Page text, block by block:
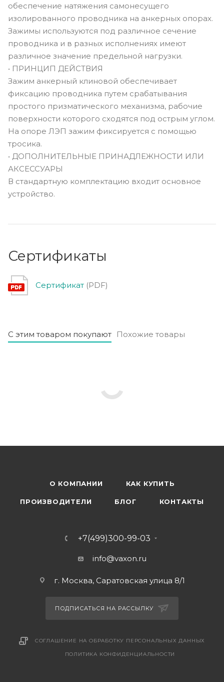
обеспечение натяжения самонесущего
изолированного проводника на анкерных опорах.
Зажимы используются под различное сечение
проводника и в разных исполнениях имеют
различное значение предельной нагрузки.
• ПРИНЦИП ДЕЙСТВИЯ
Зажим анкерный клиновой обеспечивает
фиксацию проводника путем срабатывания
простого призматического механизма, рабочие
поверхности которого сходятся под острым углом.
На опоре ЛЭП зажим фиксируется с помощью
тросика.
• ДОПОЛНИТЕЛЬНЫЕ ПРИНАДЛЕЖНОСТИ ИЛИ
АКСЕССУАРЫ
В стандартную комплектацию входит основное
устройство.
Сертификаты
Сертификат (PDF)
С этим товаром покупают Похожие товары
О КОМПАНИИ КАК КУПИТЬ
ПРОИЗВОДИТЕЛИ БЛОГ КОНТАКТЫ
+7(499)300-99-03
info@vaxon.ru
г. Москва, Саратовская улица 8/1
ПОДПИСАТЬСЯ НА РАССЫЛКУ
СОГЛАШЕНИЕ НА ОБРАБОТКУ ПЕРСОНАЛЬНЫХ ДАННЫХ
ПОЛИТИКА КОНФИДЕНЦИАЛЬНОСТИ